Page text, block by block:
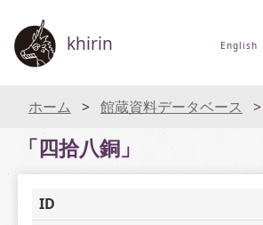
khirin English
ホーム 館蔵資料データベース
「四拾八銅」
ID